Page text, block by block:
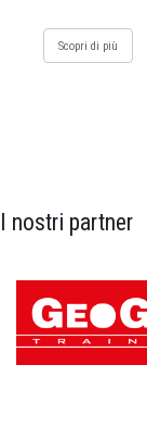
Scopri di più
I nostri partner